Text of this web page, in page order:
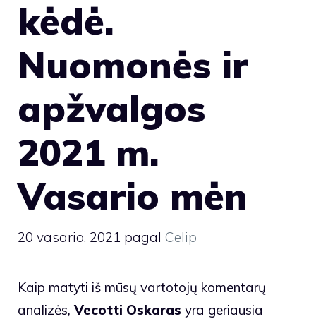
kėdė.
Nuomonės ir
apžvalgos
2021 m.
Vasario mėn
20 vasario, 2021 pagal Celip
Kaip matyti iš mūsų vartotojų komentarų
analizės,Vecotti Oskaras yra geriausia